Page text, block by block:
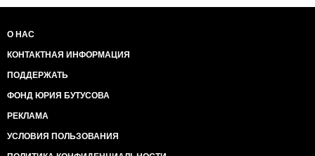
О НАС
КОНТАКТНАЯ ИНФОРМАЦИЯ
ПОДДЕРЖАТЬ
ФОНД ЮРИЯ БУТУСОВА
РЕКЛАМА
УСЛОВИЯ ПОЛЬЗОВАНИЯ